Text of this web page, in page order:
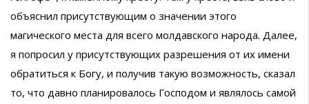
объяснил присутствующим о значении этого
магического места для всего молдавского народа. Далее,
я попросил у присутствующих разрешения от их имени
обратиться к Богу, и получив такую возможность, сказал
то, что давно планировалось Господом и являлось самой